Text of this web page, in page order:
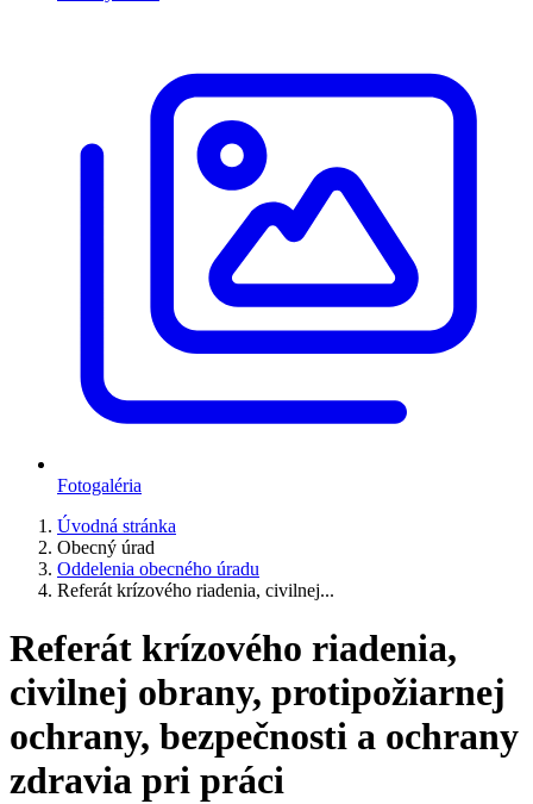
Fotogaléria
Úvodná stránka
Obecný úrad
Oddelenia obecného úradu
Referát krízového riadenia, civilnej...
Referát krízového riadenia,
civilnej obrany, protipožiarnej
ochrany, bezpečnosti a ochrany
zdravia pri práci